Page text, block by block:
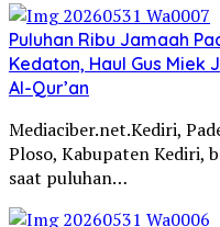
Puluhan Ribu Jamaah
Kedaton, Haul Gus Miek
Al-Qur’an
Mediaciber.net.Kediri,
Ploso, Kabupaten Kediri,
saat puluhan…